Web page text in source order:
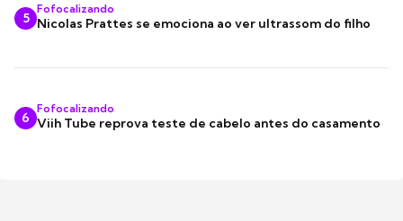
5
Fofocalizando
Nicolas Prattes se emociona ao ver ultrassom do filho
6
Fofocalizando
Viih Tube reprova teste de cabelo antes do casamento